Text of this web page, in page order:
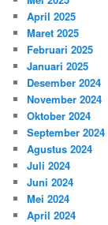
April 2025
Maret 2025
Februari 2025
Januari 2025
Desember 2024
November 2024
Oktober 2024
September 2024
Agustus 2024
Juli 2024
Juni 2024
Mei 2024
April 2024